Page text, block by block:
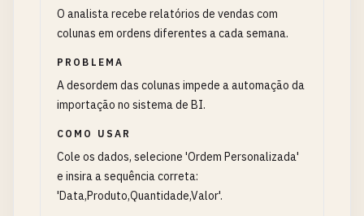
O analista recebe relatórios de vendas com
colunas em ordens diferentes a cada semana.
PROBLEMA
A desordem das colunas impede a automação da
importação no sistema de BI.
COMO USAR
Cole os dados, selecione 'Ordem Personalizada'
e insira a sequência correta:
'Data,Produto,Quantidade,Valor'.